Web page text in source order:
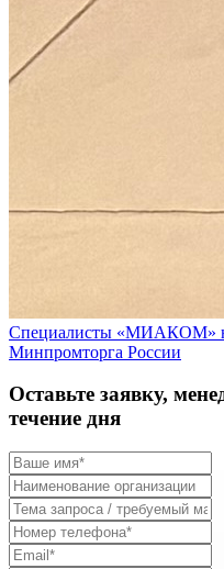
Специалисты «МИАКОМ»
Минпромторга России
Оставьте заявку,
течение дня